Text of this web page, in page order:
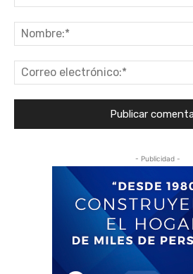
- Publicidad -